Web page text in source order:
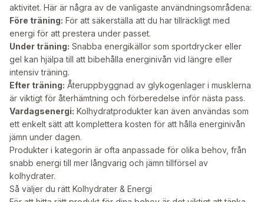
aktivitet. Här är några av de vanligaste användningsområdena:
Före träning: För att säkerställa att du har tillräckligt med
energi för att prestera under passet.
Under träning: Snabba energikällor som sportdrycker eller
gel kan hjälpa till att bibehålla energinivån vid längre eller
intensiv träning.
Efter träning: Återuppbyggnad av glykogenlager i musklerna
är viktigt för återhämtning och förberedelse inför nästa pass.
Vardagsenergi: Kolhydratprodukter kan även användas som
ett enkelt sätt att komplettera kosten för att hålla energinivån
jämn under dagen.
Produkter i kategorin är ofta anpassade för olika behov, från
snabb energi till mer långvarig och jämn tillförsel av
kolhydrater.
Så väljer du rätt Kolhydrater & Energi